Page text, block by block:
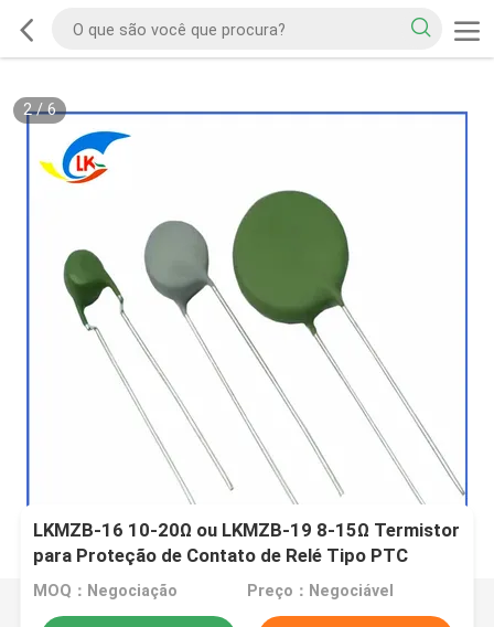
2/6
LKMZB-16 10-20Ω ou LKMZB-19 8-15Ω Termistor
para Proteção de Contato de Relé Tipo PTC
Termistor multiuso resistente ao calor
MOQ：Negociação Preço：Negociável